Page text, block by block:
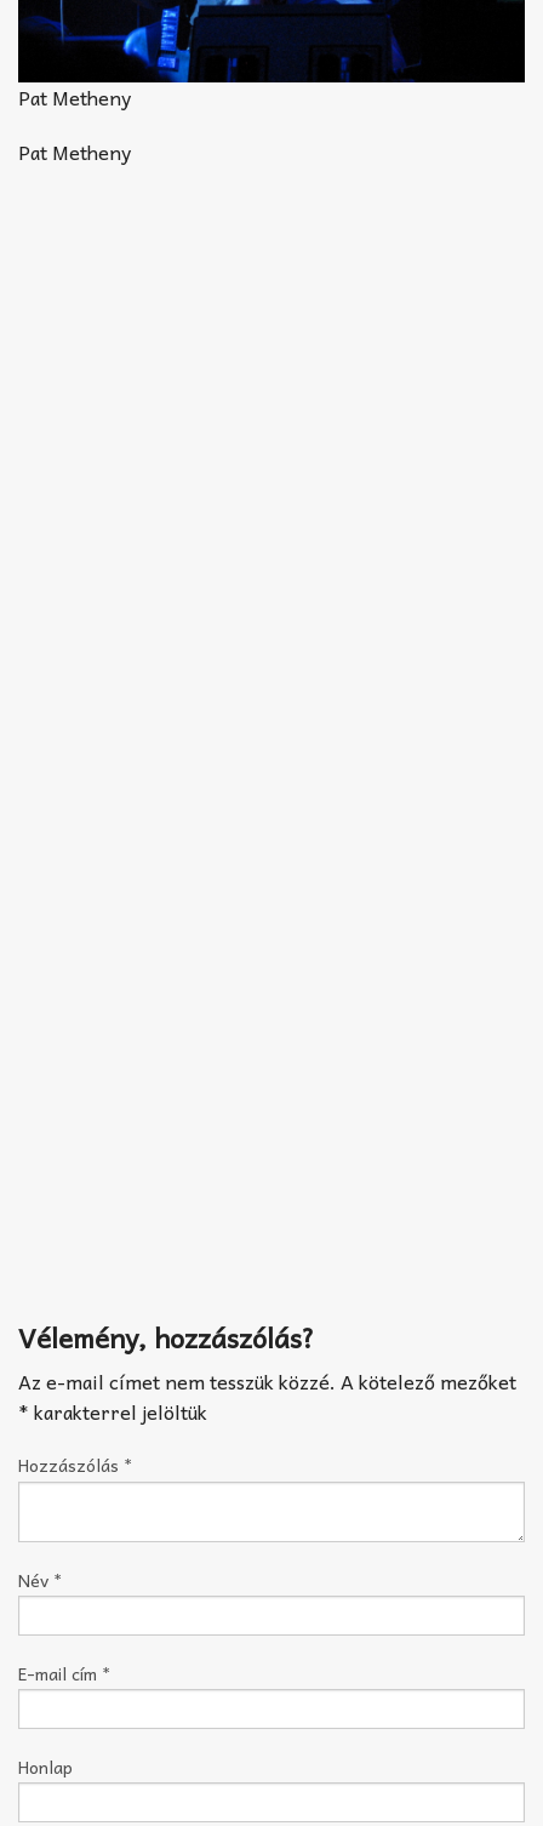
Pat Metheny
Pat Metheny
Vélemény, hozzászólás?
Az e-mail címet nem tesszük közzé. A kötelező mezőket
*karakterrel jelöltük
Hozzászólás *
Név *
E-mail cím *
Honlap